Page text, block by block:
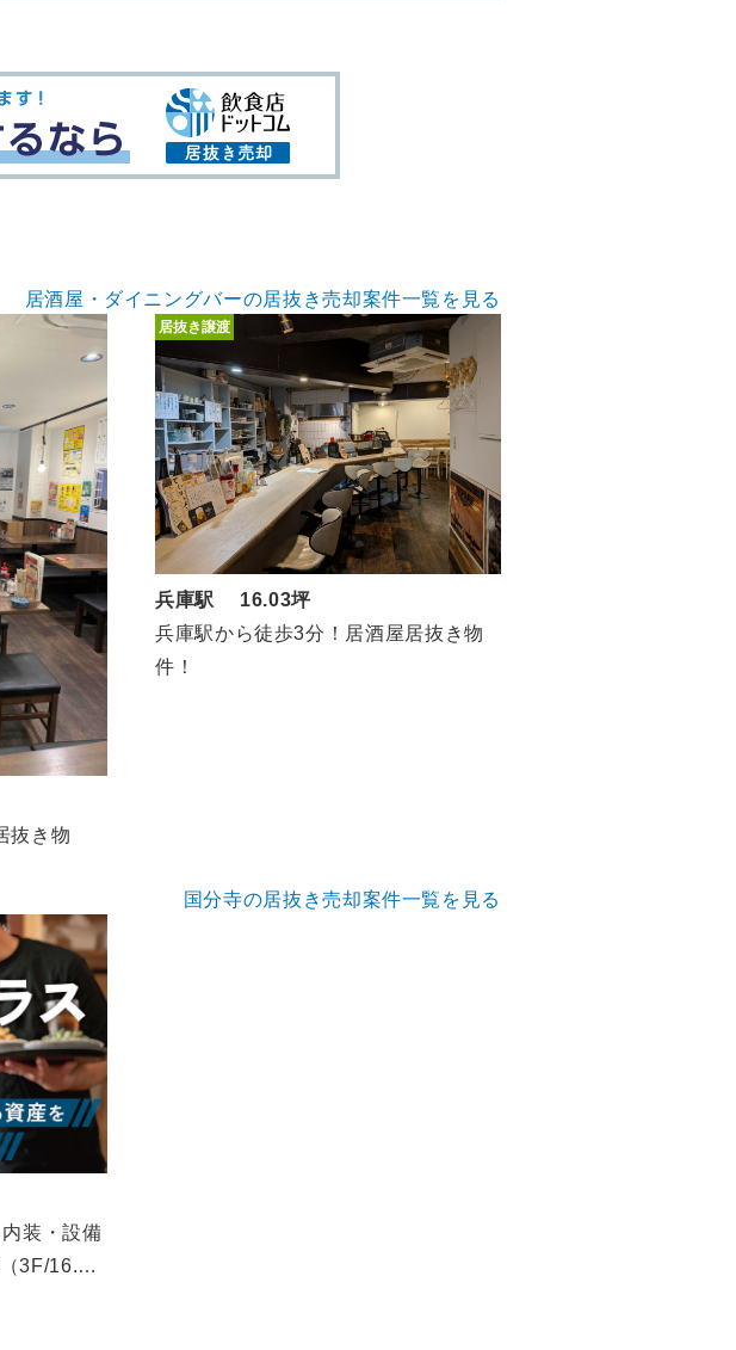
居酒屋・ダイニングバーの居抜き売却案件一覧を見る
抜き物
居抜き譲渡
兵庫駅 16.03坪
兵庫駅から徒歩3分！居酒屋居抜き物
件！
国分寺の居抜き売却案件一覧を見る
装・設備
3F/16.9